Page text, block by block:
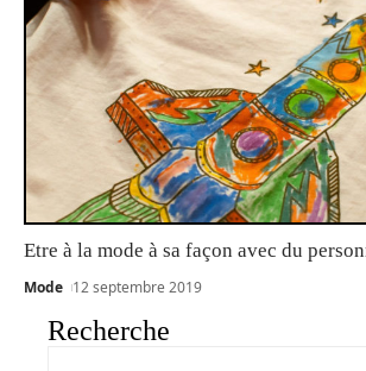
Etre à la mode à sa façon avec du
Mode 12 septembre 2019
Recherche